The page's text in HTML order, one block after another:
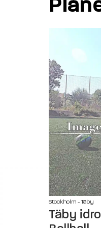
Stockholm - Täby
Täby